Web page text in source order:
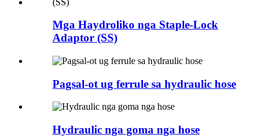
Mga Haydroliko nga Staple-Lock
Adaptor (SS)
Pagsal-ot ug ferrule sa hydraulic hose
Hydraulic nga goma nga hose